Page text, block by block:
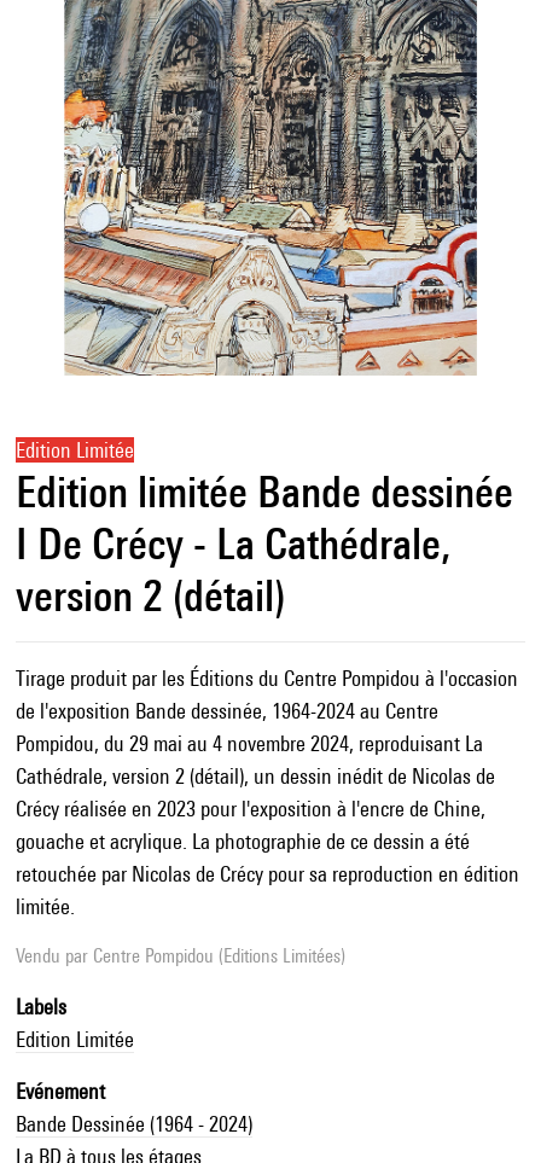
Edition Limitée
Edition limitée Bande dessinée
I De Crécy - La Cathédrale,
version 2 (détail)
Tirage produit par les Éditions du Centre Pompidou à l'occasion
de l'exposition Bande dessinée, 1964-2024 au Centre
Pompidou, du 29 mai au 4 novembre 2024, reproduisant La
Cathédrale, version 2 (détail), un dessin inédit de Nicolas de
Crécy réalisée en 2023 pour l'exposition à l'encre de Chine,
gouache et acrylique. La photographie de ce dessin a été
retouchée par Nicolas de Crécy pour sa reproduction en édition
limitée.
Vendu par Centre Pompidou (Editions Limitées)
Labels
Edition Limitée
Evénement
Bande Dessinée (1964 - 2024)
La BD à tous les étages